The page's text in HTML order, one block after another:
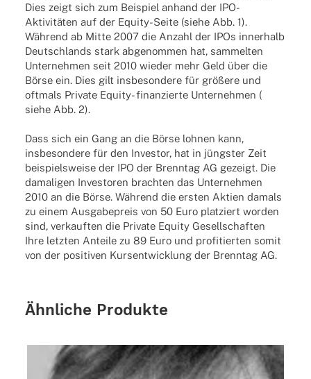
Dies zeigt sich zum Beispiel anhand der IPO-
Aktivitäten auf der Equity-Seite (siehe Abb. 1).
Während ab Mitte 2007 die Anzahl der IPOs innerhalb
Deutschlands stark abgenommen hat, sammelten
Unternehmen seit 2010 wieder mehr Geld über die
Börse ein. Dies gilt insbesondere für größere und
oftmals Private Equity- finanzierte Unternehmen (
siehe Abb. 2).
Dass sich ein Gang an die Börse lohnen kann,
insbesondere für den Investor, hat in jüngster Zeit
beispielsweise der IPO der Brenntag AG gezeigt. Die
damaligen Investoren brachten das Unternehmen
2010 an die Börse. Während die ersten Aktien damals
zu einem Ausgabepreis von 50 Euro platziert worden
sind, verkauften die Private Equity Gesellschaften
Ihre letzten Anteile zu 89 Euro und profitierten somit
von der positiven Kursentwicklung der Brenntag AG.
Ähnliche Produkte